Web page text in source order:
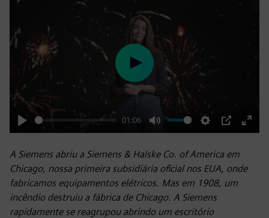
Play
01:06
Mute Settings
PIP
Enter
Play
A Siemens abriu a Siemens & Halske Co. of America em
Chicago, nossa primeira subsidiária oficial nos EUA, onde
fabricamos equipamentos elétricos. Mas em 1908, um
incêndio destruiu a fábrica de Chicago. A Siemens
rapidamente se reagrupou abrindo um escritório